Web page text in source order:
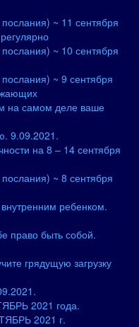
~ 11 сентября
~ 10 сентября
~ 9 сентября
на самом деле ваше
9.09.2021.
на 8 – 14 сентября
~ 8 сентября
ребенком.
право быть собой.
грядущую загрузку
2021 года.
2021 г.